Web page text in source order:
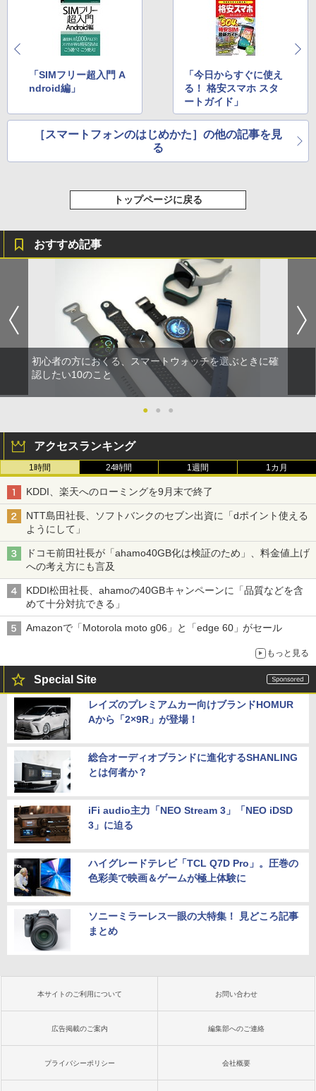
「SIMフリー超入門 A
ndroid編」
「今日からすぐに使え
る！ 格安スマホ スタ
ートガイド」
［スマートフォンのはじめかた］の他の記事を見
る
トップページに戻る
おすすめ記事
初心者の方におくる、スマートウォッチを選ぶときに確
認したい10のこと
● ● ●
アクセスランキング
1時間 24時間 1週間 1カ月
KDDI、楽天へのローミングを9月末で終了
NTT島田社長、ソフトバンクのセブン出資に「dポイント使える
ようにして」
ドコモ前田社長が「ahamo40GB化は検証のため」、料金値上げ
への考え方にも言及
KDDI松田社長、ahamoの40GBキャンペーンに「品質などを含
めて十分対抗できる」
Amazonで「Motorola moto g06」と「edge 60」がセール
もっと見る
Special Site
レイズのプレミアムカー向けブランドHOMUR
Aから「2×9R」が登場！
総合オーディオブランドに進化するSHANLING
とは何者か？
iFi audio主力「NEO Stream 3」「NEO iDSD
3」に迫る
ハイグレードテレビ「TCL Q7D Pro」。圧巻の
色彩美で映画＆ゲームが極上体験に
ソニーミラーレス一眼の大特集！ 見どころ記事
まとめ
本サイトのご利用について お問い合わせ
広告掲載のご案内 編集部へのご連絡
プライバシーポリシー 会社概要